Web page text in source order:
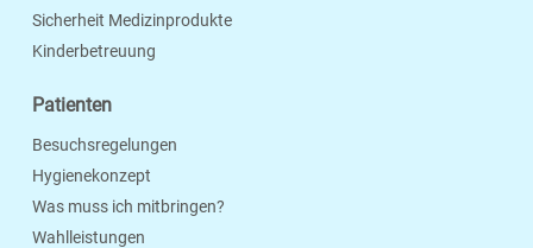
Sicherheit Medizinprodukte
Kinderbetreuung
Patienten
Besuchsregelungen
Hygienekonzept
Was muss ich mitbringen?
Wahlleistungen